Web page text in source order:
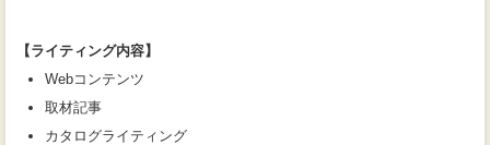
【ライティング内容】
Webコンテンツ
取材記事
カタログライティング